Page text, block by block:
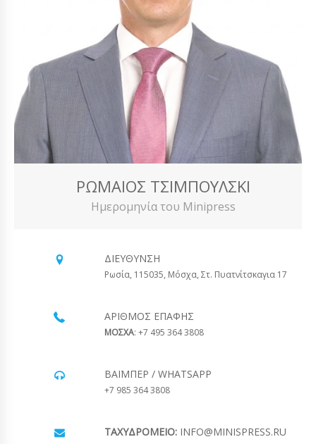
ΡΩΜΑΊΟΣ ΤΣΙΜΠΟΎΛΣΚΙ
Ημερομηνία του Minipress
ΔΙΕΎΘΥΝΣΗ
Ρωσία, 115035, Μόσχα, Στ. Πυατνίτσκαγια 17
ΑΡΙΘΜΌΣ ΕΠΑΦΉΣ
ΜΟΣΧΑ: +7 495 364 3808
ΒΆΙΜΠΕΡ / WHATSAPP
+7 985 364 3808
ΤΑΧΥΔΡΟΜΕΊΟ: INFO@MINISPRESS.RU